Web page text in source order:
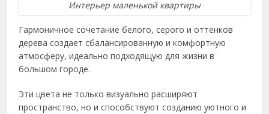
Интерьер маленькой квартиры
Гармоничное сочетание белого, серого и оттенков
дерева создает сбалансированную и комфортную
атмосферу, идеально подходящую для жизни в
большом городе.
Эти цвета не только визуально расширяют
пространство, но и способствуют созданию уютного и